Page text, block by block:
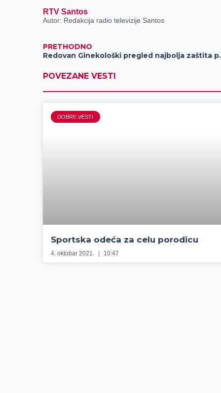
RTV Santos
Autor: Redakcija radio televizije Santos
PRETHODNO
Redovan
POVEZANE VESTI
DOBRE VESTI
Sportska odeća za celu porodicu
4. oktobar 2021. 10:47